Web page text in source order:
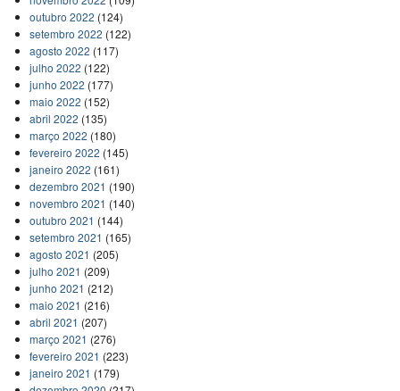
outubro 2022 (124)
setembro 2022 (122)
agosto 2022 (117)
julho 2022 (122)
junho 2022 (177)
maio 2022 (152)
abril 2022 (135)
março 2022 (180)
fevereiro 2022 (145)
janeiro 2022 (161)
dezembro 2021 (190)
novembro 2021 (140)
outubro 2021 (144)
setembro 2021 (165)
agosto 2021 (205)
julho 2021 (209)
junho 2021 (212)
maio 2021 (216)
abril 2021 (207)
março 2021 (276)
fevereiro 2021 (223)
janeiro 2021 (179)